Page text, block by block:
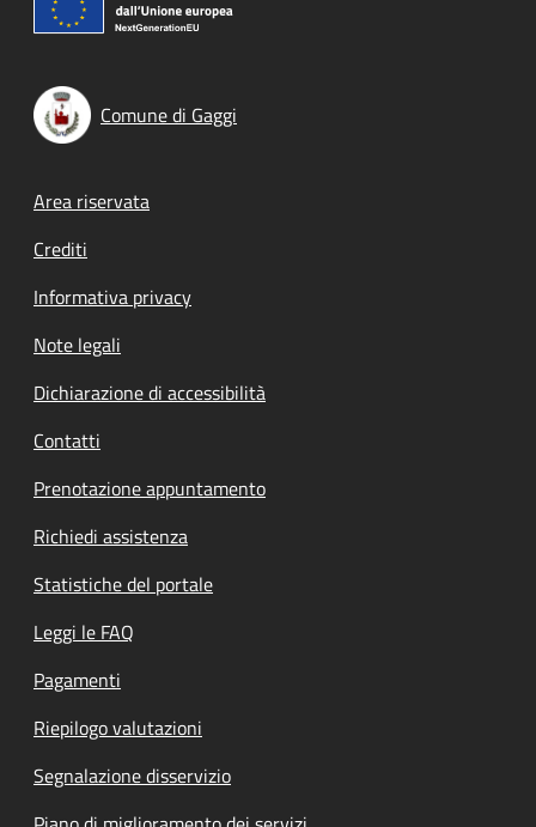
Comune di Gaggi
Footer menu
Area riservata
Crediti
Informativa privacy
Note legali
Dichiarazione di accessibilità
Contatti
Prenotazione appuntamento
Richiedi assistenza
Statistiche del portale
Leggi le FAQ
Pagamenti
Riepilogo valutazioni
Segnalazione disservizio